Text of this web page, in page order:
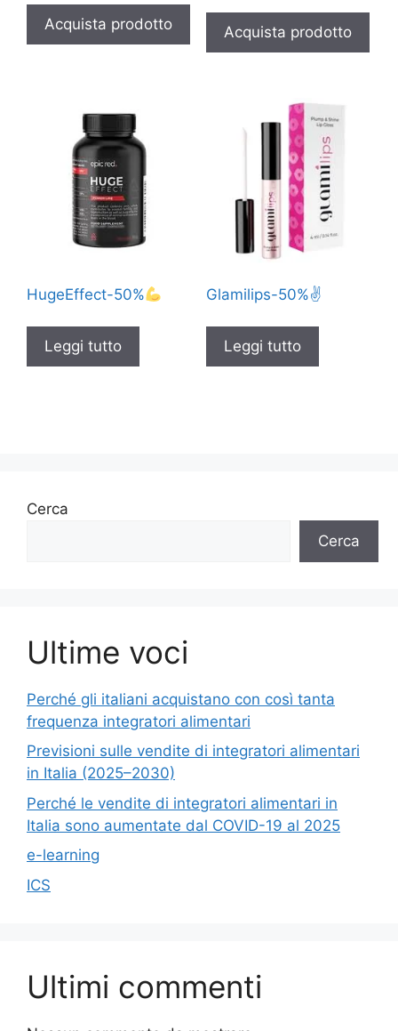
originale
era:
58,00 €.
attuale
è:
29,00 €.
Acquista prodotto
originale
era:
78,00 €.
attuale
è:
39,00 €.
Acquista prodotto
HugeEffect-50%
Leggi tutto
Glamilips-50%✌️
Leggi tutto
Cerca
Cerca
Ultime voci
Perché gli italiani acquistano con così tanta
frequenza integratori alimentari
Previsioni sulle vendite di integratori alimentari
in Italia (2025–2030)
Perché le vendite di integratori alimentari in
Italia sono aumentate dal COVID-19 al 2025
e-learning
ICS
Ultimi commenti